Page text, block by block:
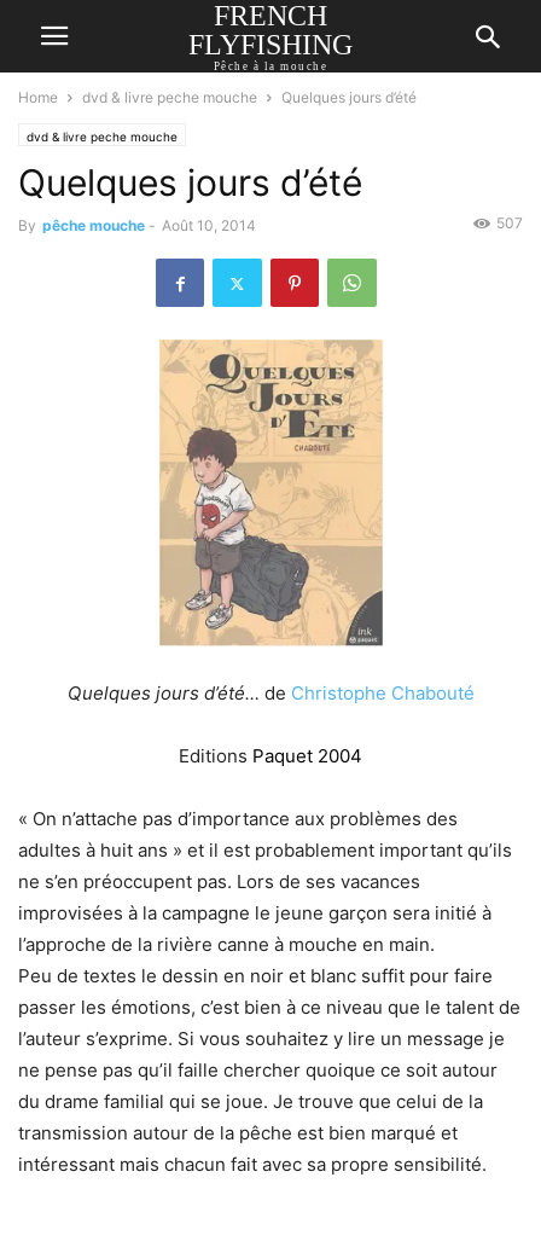
FRENCH
FLYFISHING
Pêche à la mouche
Home dvd & livre peche mouche Quelques jours d’été
dvd & livre peche mouche
Quelques jours d’été
By pêche mouche - Août 10, 2014 507
Quelques jours d’été… de Christophe Chabouté
Editions Paquet 2004
« On n’attache pas d’importance aux problèmes des
adultes à huit ans » et il est probablement important qu’ils
ne s’en préoccupent pas. Lors de ses vacances
improvisées à la campagne le jeune garçon sera initié à
l’approche de la rivière canne à mouche en main.
Peu de textes le dessin en noir et blanc suffit pour faire
passer les émotions, c’est bien à ce niveau que le talent de
l’auteur s’exprime. Si vous souhaitez y lire un message je
ne pense pas qu’il faille chercher quoique ce soit autour
du drame familial qui se joue. Je trouve que celui de la
transmission autour de la pêche est bien marqué et
intéressant mais chacun fait avec sa propre sensibilité.